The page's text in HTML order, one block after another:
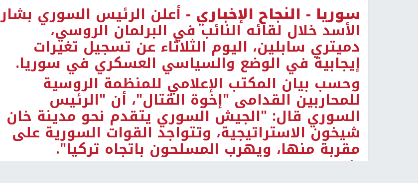
سوريا - النجاح الإخباري - أعلن الرئيس السوري بشار
الأسد خلال لقائه النائب في البرلمان الروسي،
دميتري سابلين، اليوم الثلاثاء عن تسجيل تغيرات
إيجابية في الوضع والسياسي العسكري في سوريا.
وحسب بيان المكتب الإعلامي للمنظمة الروسية
للمحاربين القدامى "إخوة القتال"، أن "الرئيس
السوري قال: "الجيش السوري يتقدم نحو مدينة خان
شيخون الاستراتيجية، وتتواجد القوات السورية على
مقربة منها، ويهرب المسلحون باتجاه تركيا".
يأتي ذلك، في وقت يتقدم فيه الجيش السوري في